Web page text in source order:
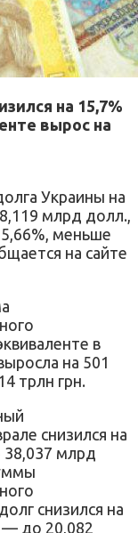
на 15,7%
вырос на
Украины на
млрд долл.,
меньше
на сайте
в
на 501
трлн грн.
снизился на
млрд
снизился на
— до 20,082